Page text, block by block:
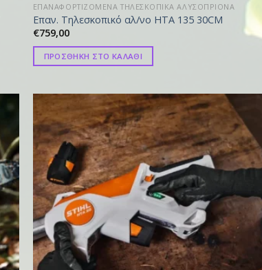
ΕΠΑΝΑΦΟΡΤΙΖΟΜΕΝΑ ΤΗΛΕΣΚΟΠΙΚΑ ΑΛΥΣΟΠΡΙΟΝΑ
Επαν. Τηλεσκοπικό αλ/νο HTA 135 30CM
€759,00
ΠΡΟΣΘΗΚΗ ΣΤΟ ΚΑΛΑΘΙ